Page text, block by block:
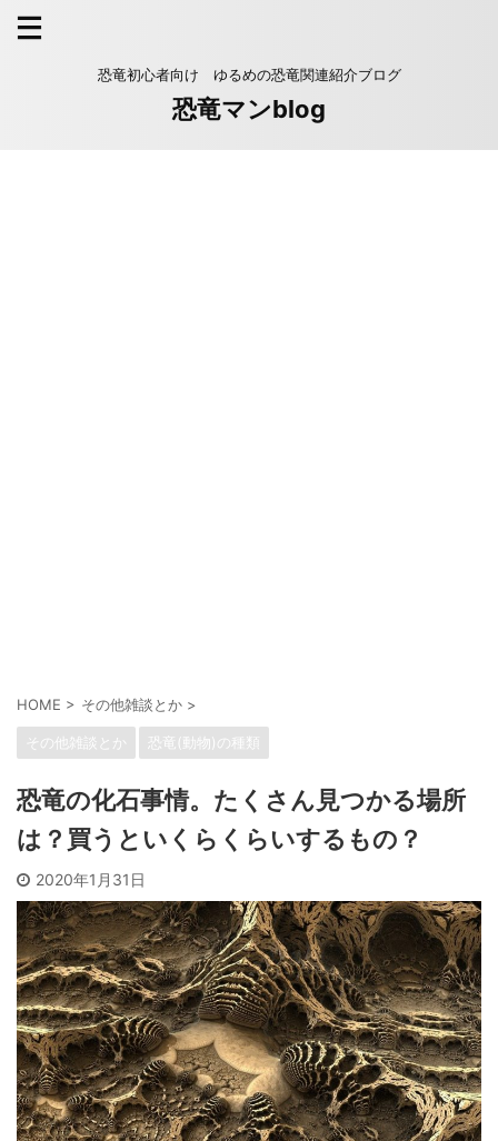
恐竜初心者向け ゆるめの恐竜関連紹介ブログ
恐竜マンblog
HOME > その他雑談とか >
その他雑談とか 恐竜(動物)の種類
恐竜の化石事情。たくさん見つかる場所
は？買うといくらくらいするもの？
2020年1月31日